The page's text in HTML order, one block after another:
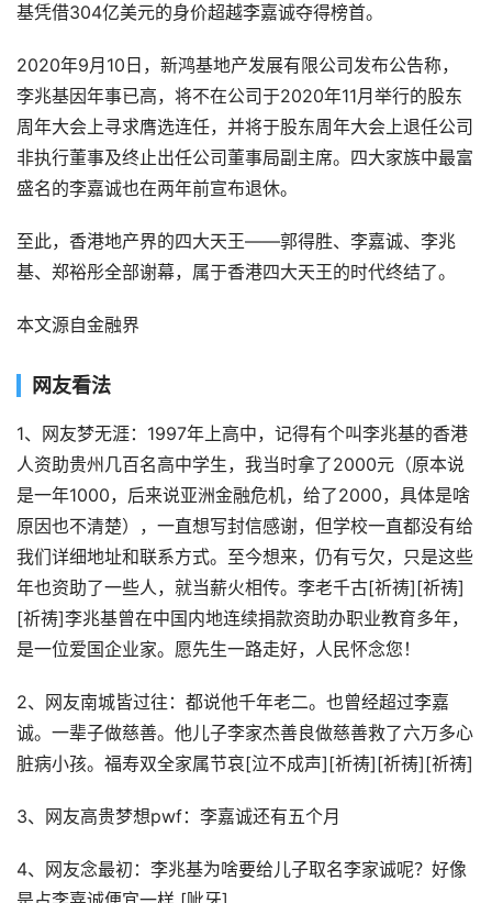
基凭借304亿美元的身价超越李嘉诚夺得榜首。
2020年9月10日，新鸿基地产发展有限公司发布公告称，
李兆基因年事已高，将不在公司于2020年11月举行的股东
周年大会上寻求膺选连任，并将于股东周年大会上退任公司
非执行董事及终止出任公司董事局副主席。四大家族中最富
盛名的李嘉诚也在两年前宣布退休。
至此，香港地产界的四大天王——郭得胜、李嘉诚、李兆
基、郑裕彤全部谢幕，属于香港四大天王的时代终结了。
本文源自金融界
网友看法
1、网友梦无涯：1997年上高中，记得有个叫李兆基的香港
人资助贵州几百名高中学生，我当时拿了2000元（原本说
是一年1000，后来说亚洲金融危机，给了2000，具体是啥
原因也不清楚），一直想写封信感谢，但学校一直都没有给
我们详细地址和联系方式。至今想来，仍有亏欠，只是这些
年也资助了一些人，就当薪火相传。李老千古[祈祷][祈祷]
[祈祷]李兆基曾在中国内地连续捐款资助办职业教育多年，
是一位爱国企业家。愿先生一路走好，人民怀念您！
2、网友南城皆过往：都说他千年老二。也曾经超过李嘉
诚。一辈子做慈善。他儿子李家杰善良做慈善救了六万多心
脏病小孩。福寿双全家属节哀[泣不成声][祈祷][祈祷][祈祷]
3、网友高贵梦想pwf：李嘉诚还有五个月
4、网友念最初：李兆基为啥要给儿子取名李家诚呢？好像